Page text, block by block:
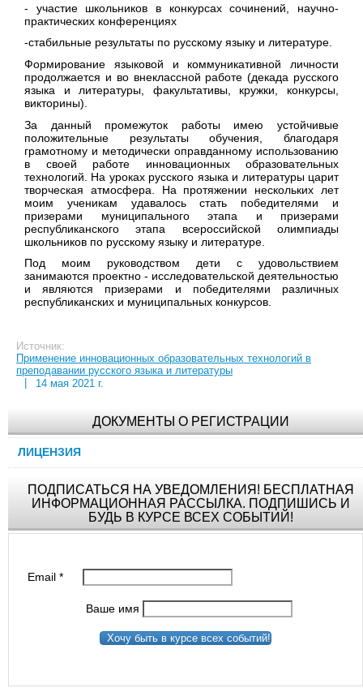
- участие школьников в конкурсах сочинений, научно-
практических конференциях
-стабильные результаты по русскому языку и литературе.
Формирование языковой и коммуникативной личности
продолжается и во внеклассной работе (декада русского
языка и литературы, факультативы, кружки, конкурсы,
викторины).
За данный промежуток работы имею устойчивые
положительные результаты обучения, благодаря
грамотному и методически оправданному использованию
в своей работе инновационных образовательных
технологий. На уроках русского языка и литературы царит
творческая атмосфера. На протяжении нескольких лет
моим ученикам удавалось стать победителями и
призерами муниципального этапа и призерами
республиканского этапа всероссийской олимпиады
школьников по русскому языку и литературе.
Под моим руководством дети с удовольствием
занимаются проектно - исследовательской деятельностью
и являются призерами и победителями различных
республиканских и муниципальных конкурсов.
Источник:
Применение инновационных образовательных технологий в
преподавании русского языка и литературы
|
14 мая 2021 г.
ДОКУМЕНТЫ О РЕГИСТРАЦИИ
ЛИЦЕНЗИЯ
ПОДПИСАТЬСЯ НА УВЕДОМЛЕНИЯ! БЕСПЛАТНАЯ
ИНФОРМАЦИОННАЯ РАССЫЛКА. ПОДПИШИСЬ И
БУДЬ В КУРСЕ ВСЕХ СОБЫТИЙ!
Email*
Ваше имя
Хочу быть в курсе всех событий!